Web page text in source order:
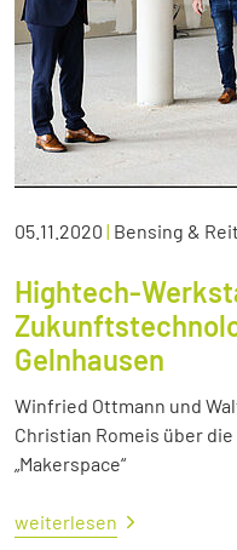
05.11.2020 | Bensing &
Hightech-
Gelnhausen
Winfried Ottmann und
Christian Romeis über
„Makerspace“
weiterlesen